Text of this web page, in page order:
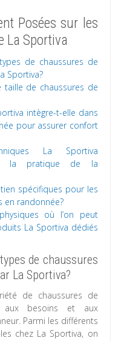
Posées sur les
La Sportiva
de chaussures de
Sportiva?
de chaussures de
intègre-t-elle dans
pour assurer confort
La Sportiva
la pratique de la
spécifiques pour les
en randonnée?
où l’on peut
La Sportiva dédiés
de chaussures
La Sportiva?
de chaussures de
aux besoins et aux
Parmi les différents
chez La Sportiva, on